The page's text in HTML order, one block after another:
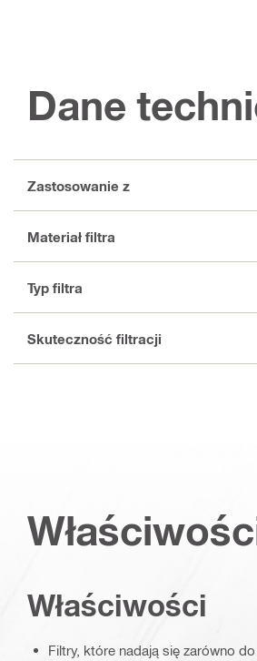
Dane
Zastosowanie z
Materiał filtra
Typ filtra
Skuteczność filtracji
Właściwości
Filtry, które nadają się zarówno